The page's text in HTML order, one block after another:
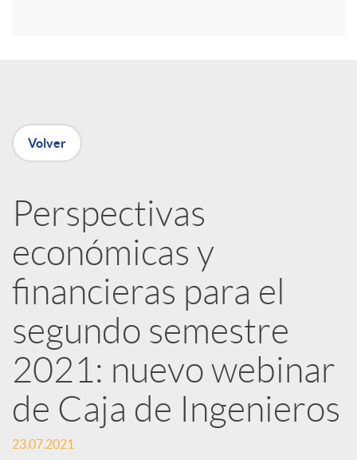
n
e
d
e
s
S
Volver
Perspectivas
económicas y
financieras para el
segundo semestre
2021: nuevo webinar
de Caja de Ingenieros
23.07.2021